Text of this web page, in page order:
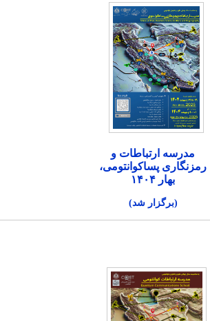
مدرسه ارتباطات و
رمزنگاری پساکوانتومی،
بهار ۱۴۰۴
(برگزار شد)